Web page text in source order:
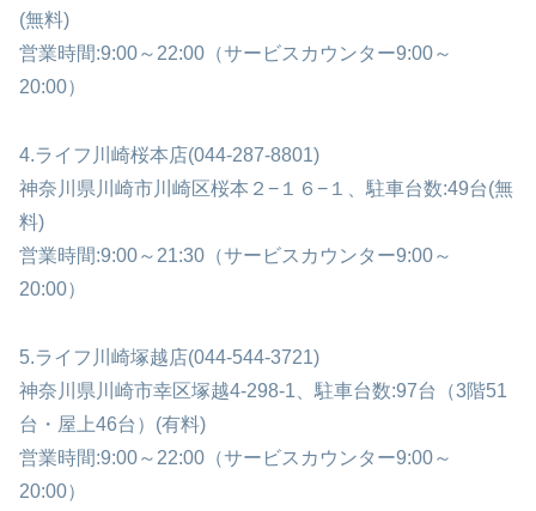
(無料)
営業時間:9:00～22:00（サービスカウンター9:00～
20:00）
4.ライフ川崎桜本店(044-287-8801)
神奈川県川崎市川崎区桜本２−１６−１、駐車台数:49台(無
料)
営業時間:9:00～21:30（サービスカウンター9:00～
20:00）
5.ライフ川崎塚越店(044-544-3721)
神奈川県川崎市幸区塚越4-298-1、駐車台数:97台（3階51
台・屋上46台）(有料)
営業時間:9:00～22:00（サービスカウンター9:00～
20:00）